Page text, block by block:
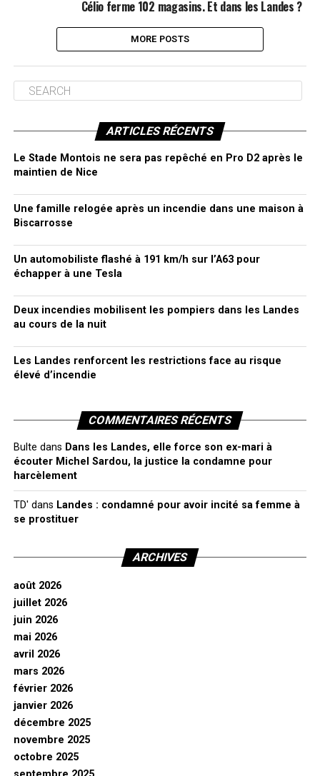
Célio ferme 102 magasins. Et dans les Landes ?
MORE POSTS
ARTICLES RÉCENTS
Le Stade Montois ne sera pas repêché en Pro D2 après le
maintien de Nice
Une famille relogée après un incendie dans une maison à
Biscarrosse
Un automobiliste flashé à 191 km/h sur l’A63 pour
échapper à une Tesla
Deux incendies mobilisent les pompiers dans les Landes
au cours de la nuit
Les Landes renforcent les restrictions face au risque
élevé d’incendie
COMMENTAIRES RÉCENTS
Bulte dans Dans les Landes, elle force son ex-mari à
écouter Michel Sardou, la justice la condamne pour
harcèlement
TD' dans Landes : condamné pour avoir incité sa femme à
se prostituer
ARCHIVES
août 2026
juillet 2026
juin 2026
mai 2026
avril 2026
mars 2026
février 2026
janvier 2026
décembre 2025
novembre 2025
octobre 2025